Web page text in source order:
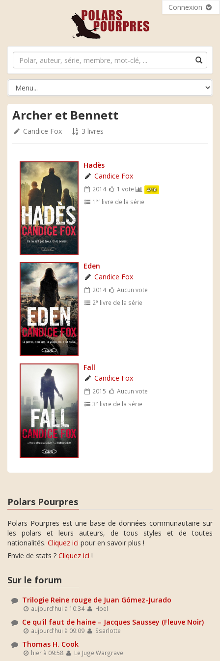
Connexion
Archer et Bennett
Candice Fox 3 livres
Hadès
Candice Fox
2014 1 vote 4/10
1er livre de la série
Eden
Candice Fox
2014
Aucun vote
2e livre de la série
Fall
Candice Fox
2015
Aucun vote
3e livre de la série
Polars Pourpres
Polars Pourpres est une base de données communautaire sur
les polars et leurs auteurs, de tous styles et de toutes
nationalités. Cliquez ici pour en savoir plus !
Envie de stats ? Cliquez ici !
Sur le forum
Trilogie Reine rouge de Juan Gómez-Jurado
aujourd'hui à 10:34 Hoel
Ce qu'il faut de haine – Jacques Saussey (Fleuve Noir)
aujourd'hui à 09:09 Ssarlotte
Thomas H. Cook
hier à 09:58 Le Juge Wargrave